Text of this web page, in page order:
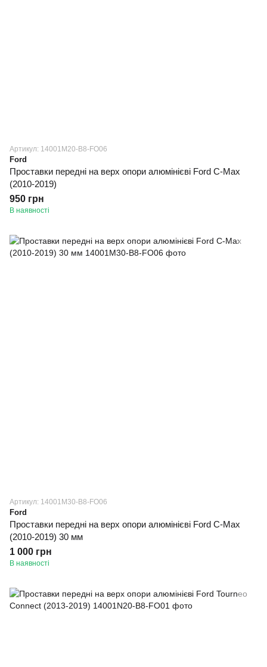
Артикул: 14001M20-B8-FO06
Ford
Проставки передні на верх опори алюмінієві Ford C-Max
(2010-2019)
950 грн
В наявності
Артикул: 14001M30-B8-FO06
Ford
Проставки передні на верх опори алюмінієві Ford C-Max
(2010-2019) 30 мм
1 000 грн
В наявності